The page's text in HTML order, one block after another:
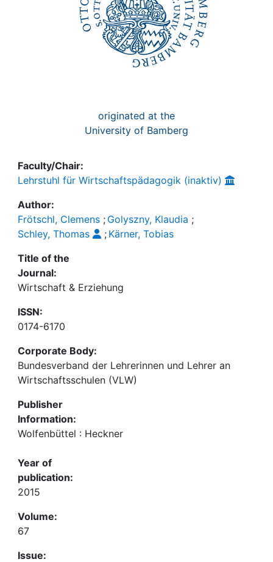
originated at the
University of Bamberg
Faculty/Chair:
Lehrstuhl für Wirtschaftspädagogik (inaktiv)
Author:
Frötschl, Clemens ; Golyszny, Klaudia ;
Schley, Thomas
; Kärner, Tobias
Title of the
Journal:
Wirtschaft & Erziehung
ISSN:
0174-6170
Corporate Body:
Bundesverband der Lehrerinnen und Lehrer an
Wirtschaftsschulen (VLW)
Publisher
Information:
Wolfenbüttel : Heckner
Year of
publication:
2015
Volume:
67
Issue: